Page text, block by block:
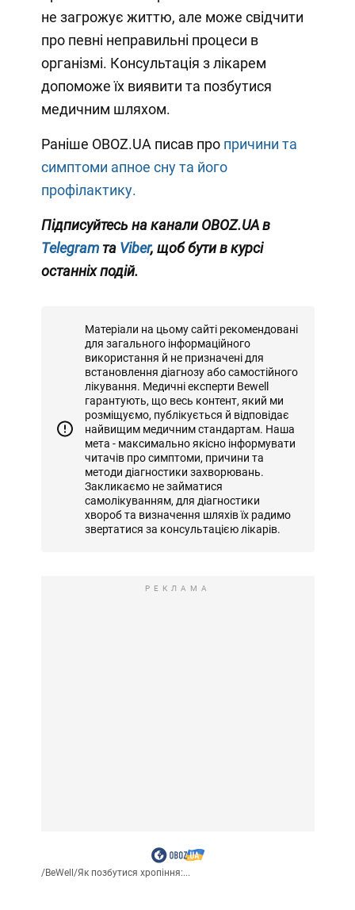
не загрожує життю, але може свідчити
про певні неправильні процеси в
організмі. Консультація з лікарем
допоможе їх виявити та позбутися
медичним шляхом.
Раніше OBOZ.UA писав про причини та
симптоми апное сну та його
профілактику.
Підписуйтесь на канали OBOZ.UA в
Telegram та Viber, щоб бути в курсі
останніх подій.
Матеріали на цьому сайті рекомендовані
для загального інформаційного
використання й не призначені для
встановлення діагнозу або самостійного
лікування. Медичні експерти Bewell
гарантують, що весь контент, який ми
розміщуємо, публікується й відповідає
найвищим медичним стандартам. Наша
мета - максимально якісно інформувати
читачів про симптоми, причини та
методи діагностики захворювань.
Закликаємо не займатися
самолікуванням, для діагностики
хвороб та визначення шляхів їх радимо
звертатися за консультацією лікарів.
РЕКЛАМА
/BeWell/Як позбутися хропіння:...